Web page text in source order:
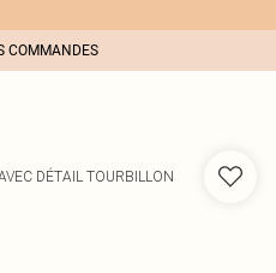
COMMANDES
DÉTAIL TOURBILLON